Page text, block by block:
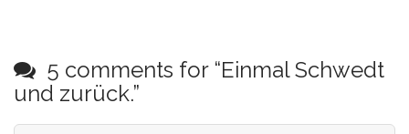
n
a
v
5 comments for “Einmal Schwedt
und zurück.”